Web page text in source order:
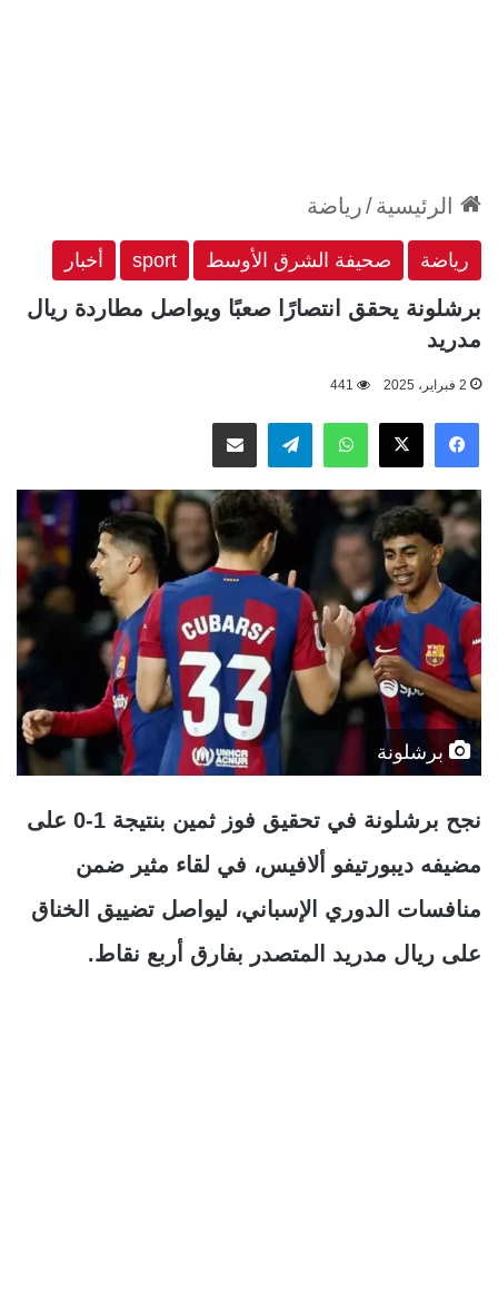
الرئيسية/رياضة
رياضة صحيفة الشرق الأوسط sport أخبار
برشلونة يحقق انتصارًا صعبًا ويواصل مطاردة ريال
مدريد
2 فبراير، 2025 441
فيسبوك
‫X واتسابتيلقراممشاركة عبر البريد
برشلونة
نجح برشلونة في تحقيق فوز ثمين بنتيجة 1-0 على
مضيفه ديبورتيفو ألافيس، في لقاء مثير ضمن
منافسات الدوري الإسباني، ليواصل تضييق الخناق
على ريال مدريد المتصدر بفارق أربع نقاط.